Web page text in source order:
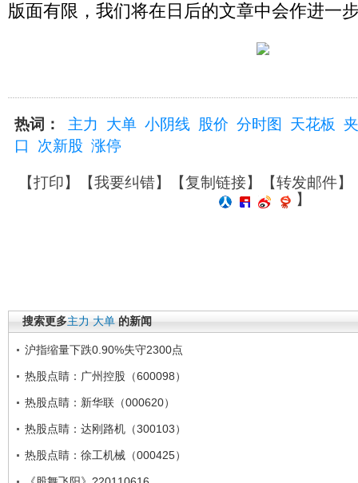
版面有限，我们将在日后的文章中会作进一
热词： 主力 大单 小阴线 股价 分时图 天花板
口
次新股 涨停
【打印】【我要纠错】【复制链接】【转发邮件】
】
搜索更多主力 大单 的新闻
沪指缩量下跌0.90%失守2300点
热股点睛：广州控股（600098）
热股点睛：新华联（000620）
热股点睛：达刚路机（300103）
热股点睛：徐工机械（000425）